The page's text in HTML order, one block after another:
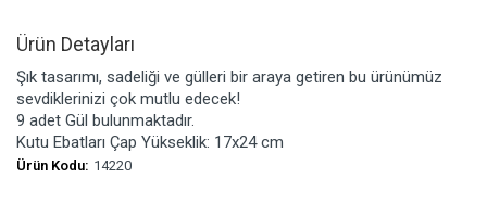
Ürün Detayları
Şık tasarımı, sadeliği ve gülleri bir araya getiren bu ürünümüz
sevdiklerinizi çok mutlu edecek!
9 adet Gül bulunmaktadır.
Kutu Ebatları Çap Yükseklik: 17x24 cm
Ürün Kodu: 14220